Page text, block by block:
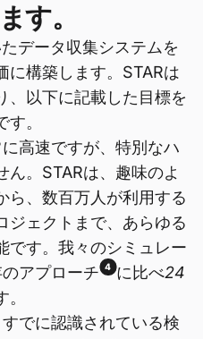
す。
データ収集システムを
に構築します。STARは
、以下に記載した目標を
。
高速ですが、特別なハ
ん。STARは、趣味のよ
ら、数百万人が利用する
ジェクトまで、あらゆる
です。我々のシミュレー
アプローチ 4 に比べ24
すでに認識されている検